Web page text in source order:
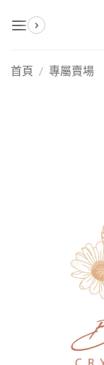
首頁 / 專屬賣場